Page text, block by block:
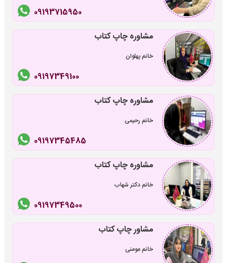
09193715950
مشاوره چاپ کتاب
خانم پهلوان
09197349100
مشاوره چاپ کتاب
خانم رحیمی
09197345485
مشاوره چاپ کتاب
خانم دکتر شهاب
09197349500
مشاور چاپ کتاب
خانم مومنی